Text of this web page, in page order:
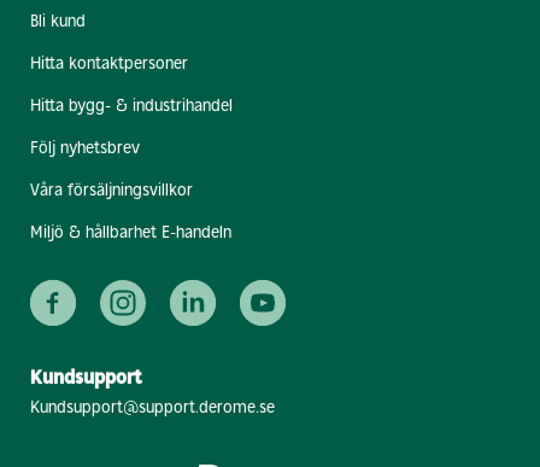
Bli kund
Hitta kontaktpersoner
Hitta bygg- & industrihandel
Följ nyhetsbrev
Våra försäljningsvillkor
Miljö & hållbarhet E-handeln
Kundsupport
Kundsupport@support.derome.se